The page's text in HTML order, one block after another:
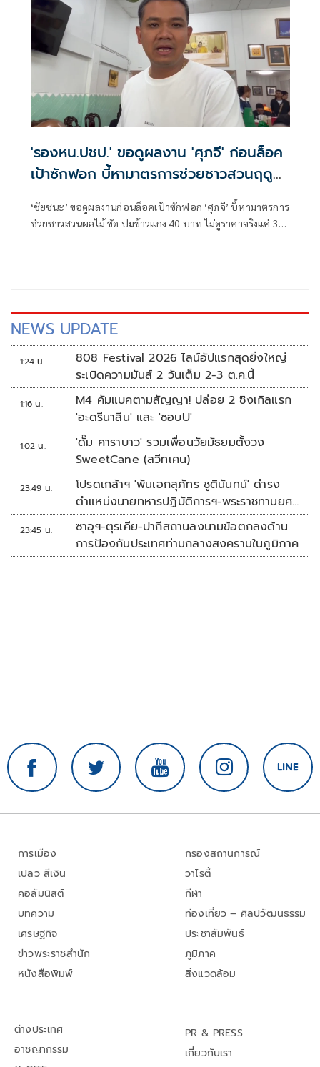
'รองหน.ปชป.' ขอดูผลงาน 'ศุภจี' ก่อนล็อค
เป้าซักฟอก บี้หามาตรการช่วยชาวสวนฤดู
‘ชัยชนะ’ ขอดูผลงานก่อนล็อคเป้าซักฟอก ‘ศุภจี’ บี้หามาตรการ
ช่วยชาวสวนผลไม้ ซัด ปมข้าวแกง 40 บาท ไม่ดูราคาจริงแค่ 30
NEWS UPDATE
1:24 น.
808 Festival 2026 ไลน์อัปแรกสุดยิ่งใหญ่
ระเบิดความมันส์ 2 วันเต็ม 2-3 ต.ค.นี้
1:16 น.
M4 คัมแบคตามสัญญา! ปล่อย 2 ซิงเกิลแรก
'อะดรีนาลีน' และ 'ชอบU'
1:02 น.
'ดั๊ม คาราบาว' รวมเพื่อนวัยมัธยมตั้งวง
SweetCane (สวีทเคน)
23:49 น.
โปรดเกล้าฯ 'พันเอกสุภัทร ชูตินันทน์' ดำรง
ตำแหน่งนายทหารปฏิบัติการฯ-พระราชทานยศ
'พลตรี'
23:45 น.
ซาอุฯ-ตุรเคีย-ปากีสถานลงนามข้อตกลงด้าน
การป้องกันประเทศท่ามกลางสงครามในภูมิภาค
การเมือง
เปลว สีเงิน
คอลัมนิสต์
บทความ
เศรษฐกิจ
ข่าวพระราชสำนัก
หนังสือพิมพ์
กรองสถานการณ์
วาไรตี้
กีฬา
ท่องเที่ยว – ศิลปวัฒนธรรม
ประชาสัมพันธ์
ภูมิภาค
สิ่งแวดล้อม
ต่างประเทศ
อาชญากรรม
PR & PRESS
เกี่ยวกับเรา